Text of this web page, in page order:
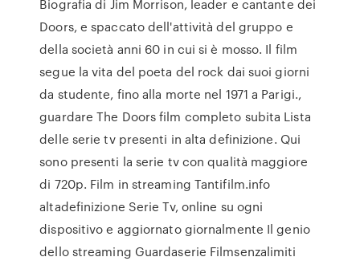
Biografia di Jim Morrison, leader e cantante dei
Doors, e spaccato dell'attività del gruppo e
della società anni 60 in cui si è mosso. Il film
segue la vita del poeta del rock dai suoi giorni
da studente, fino alla morte nel 1971 a Parigi.,
guardare The Doors film completo subita Lista
delle serie tv presenti in alta definizione. Qui
sono presenti la serie tv con qualità maggiore
di 720p. Film in streaming Tantifilm.info
altadefinizione Serie Tv, online su ogni
dispositivo e aggiornato giornalmente Il genio
dello streaming Guardaserie Filmsenzalimiti